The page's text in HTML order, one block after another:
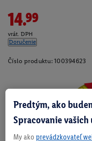
14.99
vrát. DPH
Doručenie
Číslo produktu: 100394623
Zistite svoju veľkosť
Predtým, ako
Spracovanie vašich
My ako prevádzkovateľ